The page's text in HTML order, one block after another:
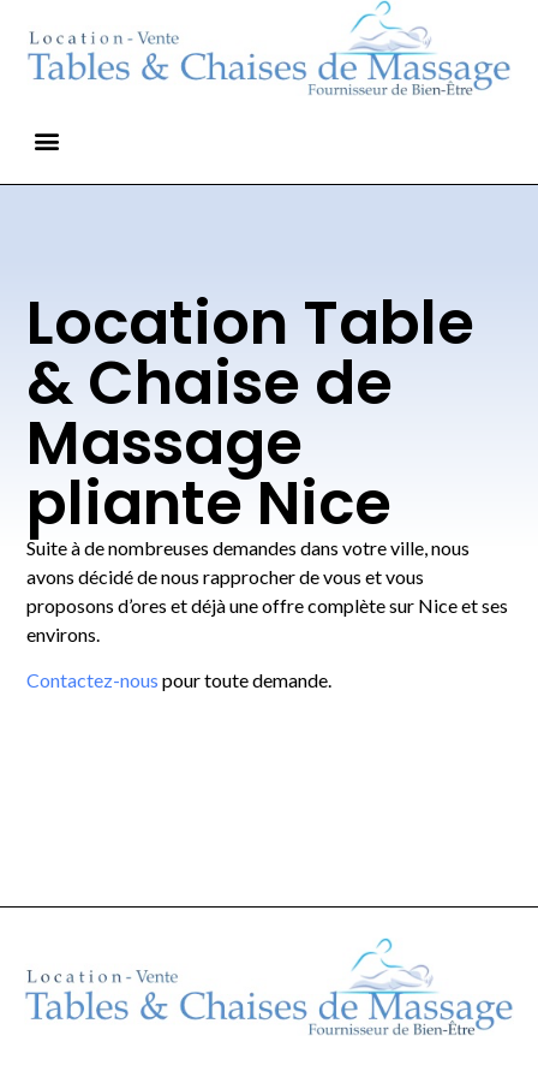
Location Table
& Chaise de
Massage
pliante Nice
Suite à de nombreuses demandes dans votre ville, nous
avons décidé de nous rapprocher de vous et vous
proposons d’ores et déjà une offre complète sur Nice et ses
environs.
Contactez-nous pour toute demande.